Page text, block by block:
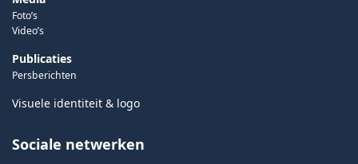
Foto’s
Video’s
Publicaties
Persberichten
Visuele identiteit & logo
Sociale netwerken